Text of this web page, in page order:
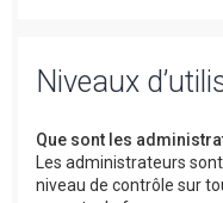
Niveaux
Que sont les
Les administrateurs
niveau de contrôle sur